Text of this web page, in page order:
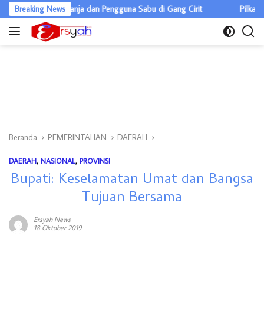
Langsung
ke
Breaking News
Ganja dan Pengguna Sabu di Gang Cirit Pilkades Pulau
Beranda PEMERINTAHAN DAERAH
DAERAH, NASIONAL, PROVINSI
Bupati: Keselamatan Umat dan Bangsa
Tujuan Bersama
Ersyah News
18 Oktober 2019